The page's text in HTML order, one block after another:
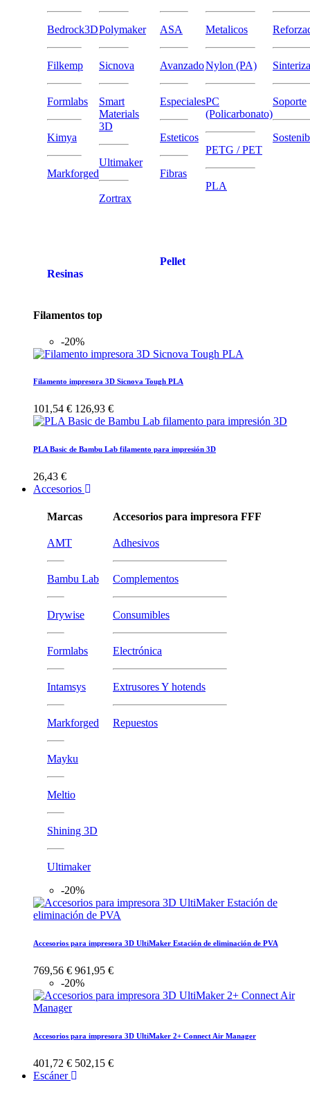
Bedrock3D
Filkemp
Formlabs
Kimya
Markforged
Polymaker
Sicnova
Smart
Materials
3D
Ultimaker
Zortrax
Resinas
ASA
Avanzado
Especiales
Esteticos
Fibras
Metalicos
Nylon (PA)
PC
(Policarbonato)
PETG / PET
PLA
Soporte
Pellet
Filamentos top
-20%
Filamento impresora 3D Sicnova Tough PLA
101,54 € 126,93 €
PLA Basic de Bambu Lab filamento para impresión 3D
26,43 €
Accesorios
Marcas
AMT
Bambu Lab
Drywise
Formlabs
Intamsys
Markforged
Mayku
Meltio
Shining 3D
Ultimaker
Accesorios para impresora FFF
Adhesivos
Complementos
Consumibles
Electrónica
Extrusores Y hotends
Repuestos
-20%
Accesorios para impresora 3D UltiMaker Estación de eliminación de PVA
769,56 € 961,95 €
-20%
Accesorios para impresora 3D UltiMaker 2+ Connect Air Manager
401,72 € 502,15 €
Escáner